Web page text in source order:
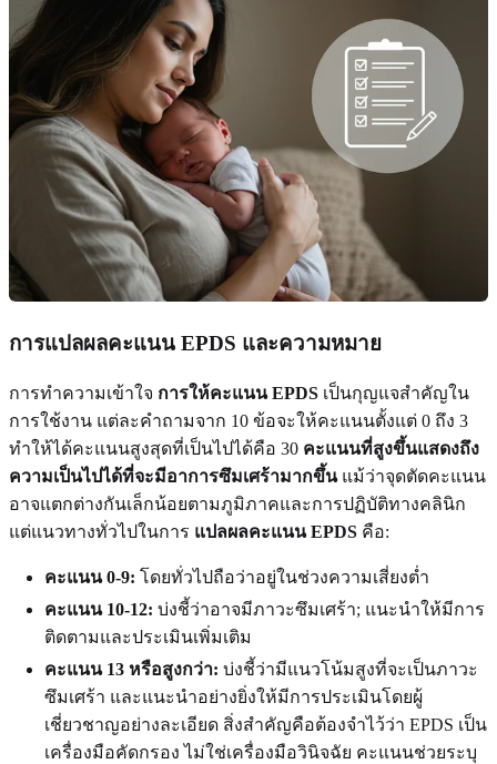
การแปลผลคะแนน EPDS และความหมาย
การทำความเข้าใจ การให้คะแนน EPDS เป็นกุญแจสำคัญใน
การใช้งาน แต่ละคำถามจาก 10 ข้อจะให้คะแนนตั้งแต่ 0 ถึง 3
ทำให้ได้คะแนนสูงสุดที่เป็นไปได้คือ 30 คะแนนที่สูงขึ้นแสดงถึง
ความเป็นไปได้ที่จะมีอาการซึมเศร้ามากขึ้นแม้ว่าจุดตัดคะแนน
อาจแตกต่างกันเล็กน้อยตามภูมิภาคและการปฏิบัติทางคลินิก
แต่แนวทางทั่วไปในการ แปลผลคะแนน EPDS คือ:
คะแนน 0-9: โดยทั่วไปถือว่าอยู่ในช่วงความเสี่ยงต่ำ
คะแนน 10-12: บ่งชี้ว่าอาจมีภาวะซึมเศร้า; แนะนำให้มีการ
ติดตามและประเมินเพิ่มเติม
คะแนน 13 หรือสูงกว่า: บ่งชี้ว่ามีแนวโน้มสูงที่จะเป็นภาวะ
ซึมเศร้า และแนะนำอย่างยิ่งให้มีการประเมินโดยผู้
เชี่ยวชาญอย่างละเอียด สิ่งสำคัญคือต้องจำไว้ว่า EPDS เป็น
เครื่องมือคัดกรอง ไม่ใช่เครื่องมือวินิจฉัย คะแนนช่วยระบุ